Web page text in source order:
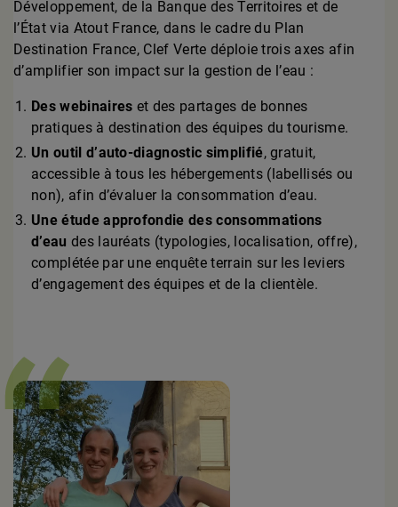
Développement, de la Banque des Territoires et de
l’État via Atout France, dans le cadre du Plan
Destination France, Clef Verte déploie trois axes afin
d’amplifier son impact sur la gestion de l’eau :
Des webinaires et des partages de bonnes
pratiques à destination des équipes du tourisme.
Un outil d’auto-diagnostic simplifié, gratuit,
accessible à tous les hébergements (labellisés ou
non), afin d’évaluer la consommation d’eau.
Une étude approfondie des consommations
d’eau des lauréats (typologies, localisation, offre),
complétée par une enquête terrain sur les leviers
d’engagement des équipes et de la clientèle.